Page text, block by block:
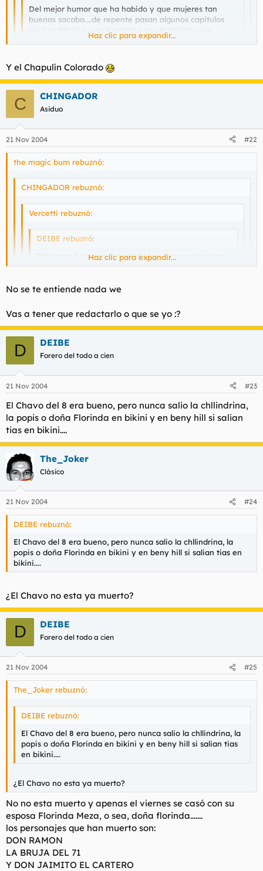
Del mejor humor que ha habido y que mujeres tan
buenas sacaba....de repente pasan algunos capitulos
Haz clic para expandir...
Vds. teniendo al Chavo del Ocho no necesitan de
influencias extranjeras. EL Chavo del Ocho SI ES DIOS.
No me seas malinchista wey
Buenos Dias
Si wey el Chavo del Ocho es lo maximo :P
Yo ya he visto casi todos los episodios, bien chido, hahahahah
:D
Haz clic para expandir...
Y el Chapulín Colorado
C CHINGADOR
Asiduo
21 Nov 2004 #22
the magic bum rebuznó:
CHINGADOR rebuznó:
Vercetti rebuznó:
DEIBE rebuznó:
Del mejor humor que ha habido y que mujeres tan
buenas sacaba....de repente pasan algunos
doblaje que hacian....Haz clic para expandir...
Vds. teniendo al Chavo del Ocho no necesitan de
influencias extranjeras. EL Chavo del Ocho SI ES DIOS.
No me seas malinchista wey
Buenos Dias
Si wey el Chavo del Ocho es lo maximo :P
Yo ya he visto casi todos los episodios, bien chido,
hostia, el pinche webon vestido de leather again!!!!
ke pasa, raza ke cagó la burra, vienes a por más?
Haz clic para expandir...
No se te entiende nada we
Vas a tener que redactarlo o que se yo :?
D DEIBE
Forero del todo a cien
21 Nov 2004 #23
El Chavo del 8 era bueno, pero nunca salio la chllindrina,
la popis o doña Florinda en bikini y en beny hill si salian
tias en bikini....
The_Joker
Clásico
21 Nov 2004 #24
DEIBE rebuznó:
El Chavo del 8 era bueno, pero nunca salio la chllindrina, la
popis o doña Florinda en bikini y en beny hill si salian tias en
bikini....
¿El Chavo no esta ya muerto?
D DEIBE
Forero del todo a cien
21 Nov 2004 #25
The_Joker rebuznó:
DEIBE rebuznó:
El Chavo del 8 era bueno, pero nunca salio la chllindrina, la
popis o doña Florinda en bikini y en beny hill si salian tias
en bikini....
¿El Chavo no esta ya muerto?
No no esta muerto y apenas el viernes se casó con su
esposa Florinda Meza, o sea, doña florinda.......
los personajes que han muerto son:
DON RAMON
LA BRUJA DEL 71
Y DON JAIMITO EL CARTERO